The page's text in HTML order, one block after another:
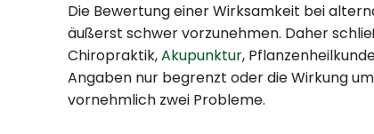
Die Bewertung einer Wirksamkeit bei
äußerst schwer vorzunehmen. Daher
Chiropraktik,Akupunktur,
Angaben nur begrenzt oder die Wirkung
vornehmlich zwei Probleme.